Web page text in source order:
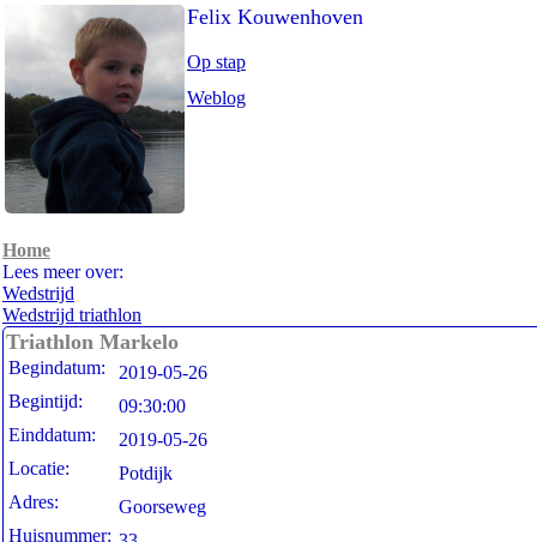
Felix Kouwenhoven
Op stap
Weblog
Home
Lees meer over:
Wedstrijd
Wedstrijd triathlon
Triathlon Markelo
Begindatum:
2019-05-26
Begintijd:
09:30:00
Einddatum:
2019-05-26
Locatie:
Potdijk
Adres:
Goorseweg
Huisnummer: